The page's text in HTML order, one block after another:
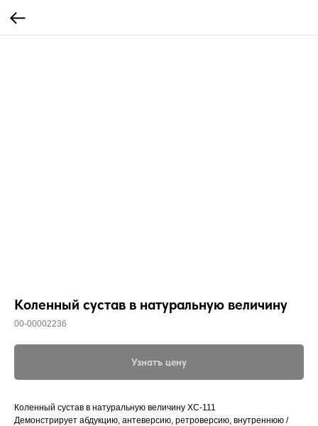
Коленный сустав в натуральную величину
00-00002236
Узнатъ цену
Коленный сустав в натуральную величину XC-111
Демонстрирует абдукцию, антеверсию, ретроверсию, внутреннюю /